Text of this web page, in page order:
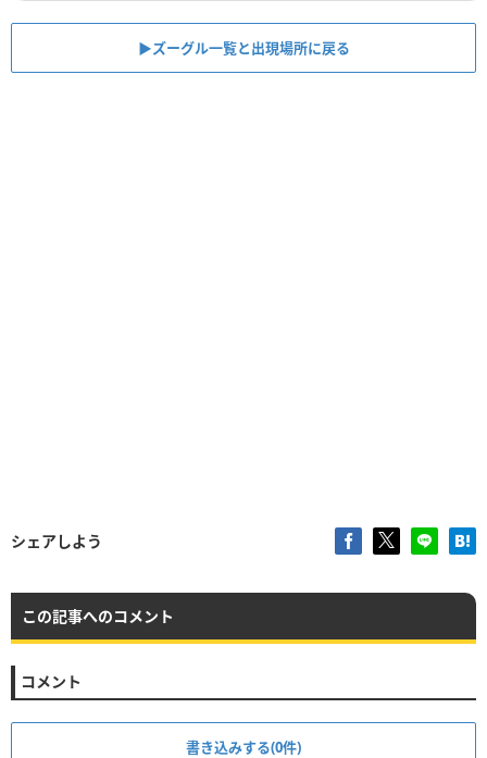
▶︎ズーグル一覧と出現場所に戻る
シェアしよう
この記事へのコメント
コメント
書き込みする(0件)